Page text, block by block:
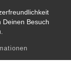
Deinen Besuch